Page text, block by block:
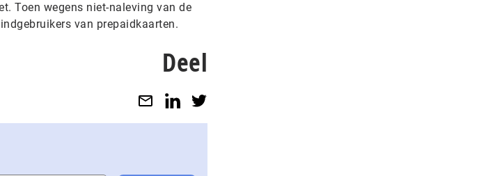
Toen wegens niet-naleving van de
van prepaidkaarten.
Deel